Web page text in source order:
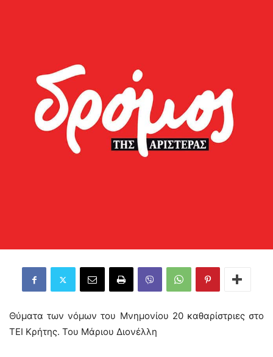
Θύματα των νόμων του Μνημονίου 20 καθαρίστριες στο
ΤΕΙ Κρήτης. Του Μάριου Διονέλλη